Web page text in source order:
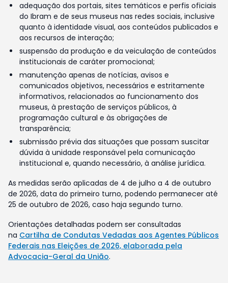
adequação dos portais, sites temáticos e perfis oficiais
do Ibram e de seus museus nas redes sociais, inclusive
quanto à identidade visual, aos conteúdos publicados e
aos recursos de interação;
suspensão da produção e da veiculação de conteúdos
institucionais de caráter promocional;
manutenção apenas de notícias, avisos e
comunicados objetivos, necessários e estritamente
informativos, relacionados ao funcionamento dos
museus, à prestação de serviços públicos, à
programação cultural e às obrigações de
transparência;
submissão prévia das situações que possam suscitar
dúvida à unidade responsável pela comunicação
institucional e, quando necessário, à análise jurídica.
As medidas serão aplicadas de 4 de julho a 4 de outubro
de 2026, data do primeiro turno, podendo permanecer até
25 de outubro de 2026, caso haja segundo turno.
Orientações detalhadas podem ser consultadas
na Cartilha de Condutas Vedadas aos Agentes Públicos
Federais nas Eleições de 2026, elaborada pela
Advocacia-Geral da União.